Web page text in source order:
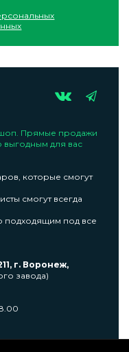
Прямые продажи
для вас
которые смогут
смогут всегда
подходящим под все
г. Воронеж,
завода)